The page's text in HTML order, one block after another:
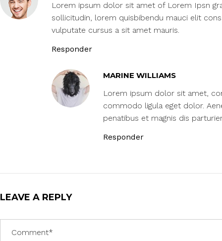
Lorem ipsum dolor sit amet of Lorem Ipsn
sollicitudin, lorem quisbibendu mauci elit
vulputate cursus a sit amet mauris.
Responder
MARINE WILLIAMS
Lorem ipsum dolor sit amet,
commodo ligula eget dolor.
penatibus et magnis dis
Responder
LEAVE A REPLY